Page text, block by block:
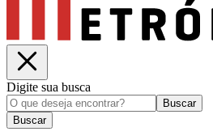
Digite sua busca
Buscar
Buscar